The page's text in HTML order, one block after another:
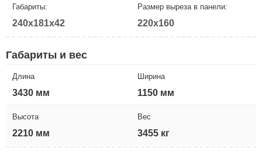
Габариты:
240x181x42
Размер выреза в панели:
220x160
Габариты и вес
Длина
3430 мм
Ширина
1150 мм
Высота
2210 мм
Вес
3455 кг